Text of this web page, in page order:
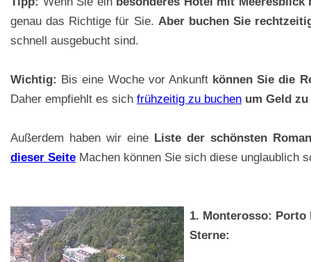
genau das Richtige für Sie. Aber buchen Sie
schnell ausgebucht sind.
Wichtig: Bis eine Woche vor Ankunft können Sie die
Daher empfiehlt es sich frühzeitig zu buchen um Geld
Außerdem haben wir eine Liste der schönsten
dieser Seite Machen können Sie sich diese unglaublich
1. Monterosso: Porto
Sterne: